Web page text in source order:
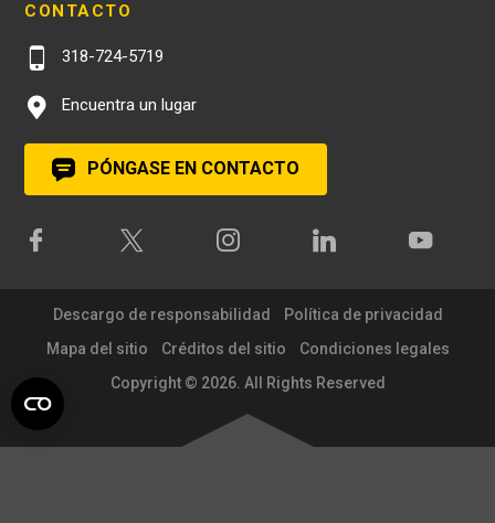
CONTACTO
318-724-5719
Encuentra un lugar
PÓNGASE EN CONTACTO
Descargo de responsabilidad
Política de privacidad
Mapa del sitio
Créditos del sitio
Condiciones legales
Copyright © 2026. All Rights Reserved